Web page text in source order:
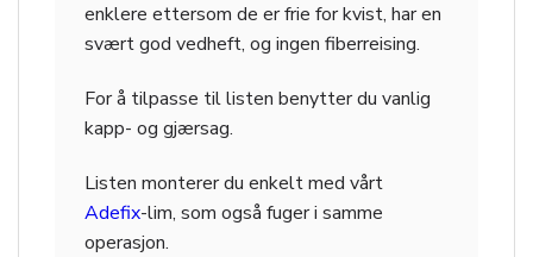
enklere ettersom de er frie for kvist, har en
svært god vedheft, og ingen fiberreising.
For å tilpasse til listen benytter du vanlig
kapp- og gjærsag.
Listen monterer du enkelt med vårt
Adefix-lim, som også fuger i samme
operasjon.